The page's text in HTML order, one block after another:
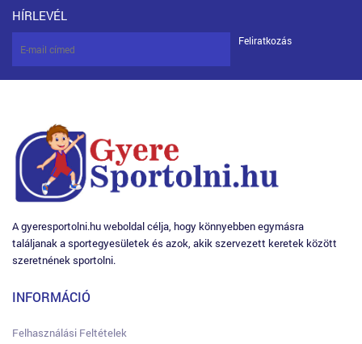
HÍRLEVÉL
Feliratkozás
A gyeresportolni.hu weboldal célja, hogy könnyebben egymásra
találjanak a sportegyesületek és azok, akik szervezett keretek között
szeretnének sportolni.
INFORMÁCIÓ
Felhasználási Feltételek